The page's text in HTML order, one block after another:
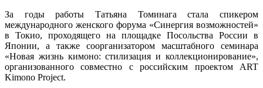
За годы работы Татьяна Томинага стала спикером
международного женского форума «Синергия возможностей»
в Токио, проходящего на площадке Посольства России в
Японии, а также соорганизатором масштабного семинара
«Новая жизнь кимоно: стилизация и коллекционирование»,
организованного совместно с российским проектом ART
Kimono Project.